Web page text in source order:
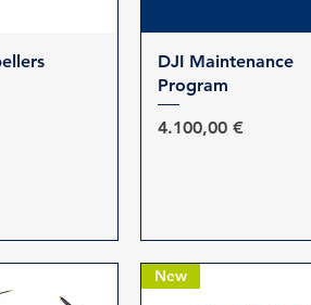
Γρήγορη προβολή
DJI Maintenance
Program
Τιμή
4.100,00 €
New